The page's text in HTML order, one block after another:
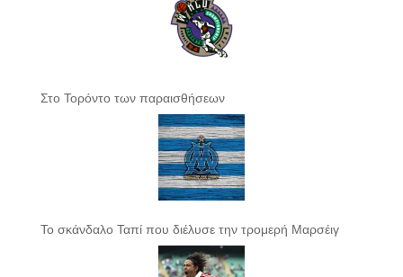
Στο Τορόντο των παραισθήσεων
Το σκάνδαλο Ταπί που διέλυσε την τρομερή Μαρσέιγ